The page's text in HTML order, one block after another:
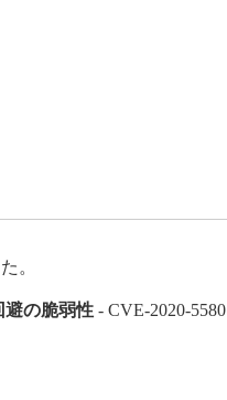
。
避の脆弱性 - CVE-2020-5580